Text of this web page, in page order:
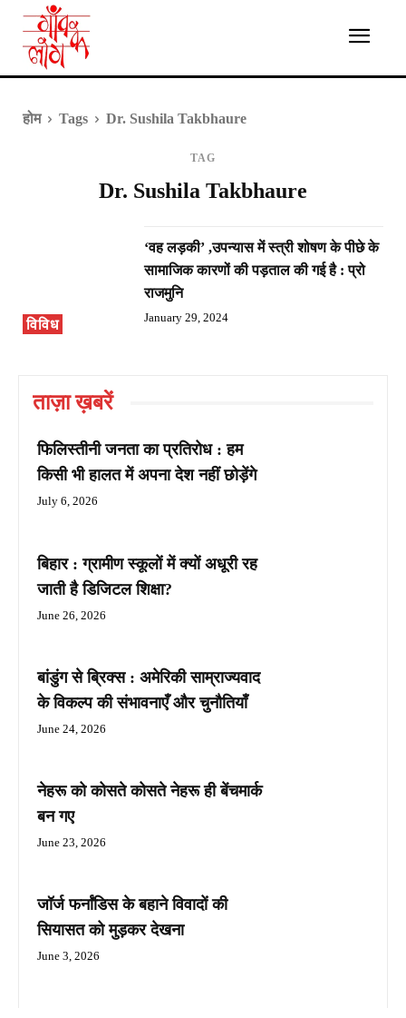
होम Tags Dr. Sushila Takbhaure
TAG
Dr. Sushila Takbhaure
विविध
‘वह लड़की’ ,उपन्यास में स्त्री शोषण के पीछे के
सामाजिक कारणों की पड़ताल की गई है : प्रो
राजमुनि
January 29, 2024
ताज़ा ख़बरें
फिलिस्तीनी जनता का प्रतिरोध : हम
किसी भी हालत में अपना देश नहीं छोड़ेंगे
July 6, 2026
बिहार : ग्रामीण स्कूलों में क्यों अधूरी रह
जाती है डिजिटल शिक्षा?
June 26, 2026
बांडुंग से ब्रिक्स : अमेरिकी साम्राज्यवाद
के विकल्प की संभावनाएँ और चुनौतियाँ
June 24, 2026
नेहरू को कोसते कोसते नेहरू ही बेंचमार्क
बन गए
June 23, 2026
जॉर्ज फर्नांडिस के बहाने विवादों की
सियासत को मुड़कर देखना
June 3, 2026